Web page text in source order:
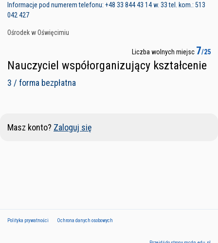
Informacje pod numerem telefonu: +48 33 844 43 14 w. 33 tel. kom.: 513
042 427
Ośrodek w Oświęcimiu
Liczba wolnych miejsc 7/25
Nauczyciel współorganizujący kształcenie
3 / forma bezpłatna
Masz konto? Zaloguj się
Polityka prywatności Ochrona danych osobowych